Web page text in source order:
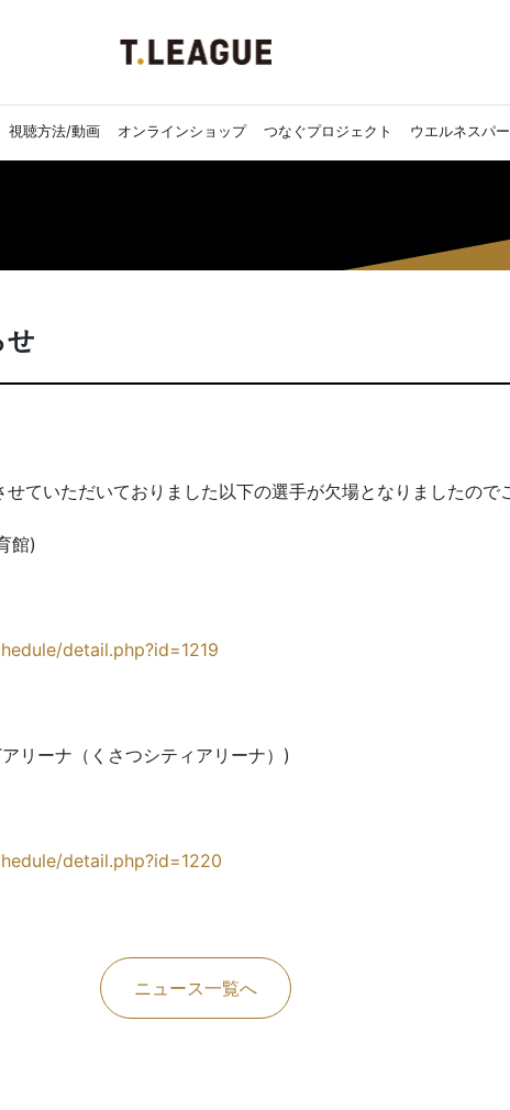
視聴方法/動画 オンラインショップ つなぐプロジェクト ウエルネスパ
せ
ていただいておりました以下の選手が欠場となりましたので
館)
detail.php?id=1219
ーナ（くさつシティアリーナ）)
detail.php?id=1220
ニュース一覧へ